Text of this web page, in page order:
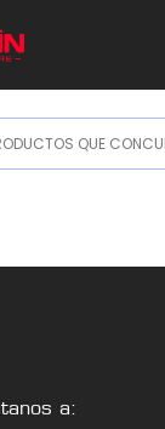
QUE
a: